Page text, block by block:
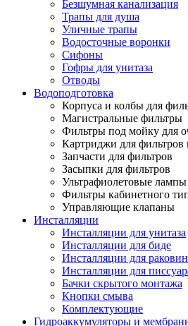
Безшумная канализация
Трапы для душа
Уличные трапы
Водосточные воронки
Сифоны
Гофры для унитаза
Отводы
Водоподготовка
Корпуса и колбы для
Магистральные фильтры
Фильтры под мойку для
Картриджи для фильтров
Запчасти для фильтров
Засыпки для фильтров
Ультрафиолетовые
Фильтры кабинетного
Управляющие клапаны
Инсталляции
Инсталляции для унитаза
Инсталляции для биде
Инсталляции для
Инсталляции для
Бачки скрытого монтажа
Кнопки смыва
Комплектующие
Гидроаккумуляторы и